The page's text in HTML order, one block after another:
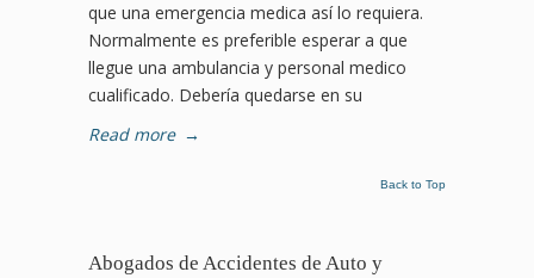
que una emergencia medica así lo requiera.
Normalmente es preferible esperar a que
llegue una ambulancia y personal medico
cualificado. Debería quedarse en su
Read more →
Back to Top
Abogados de Accidentes de Auto y